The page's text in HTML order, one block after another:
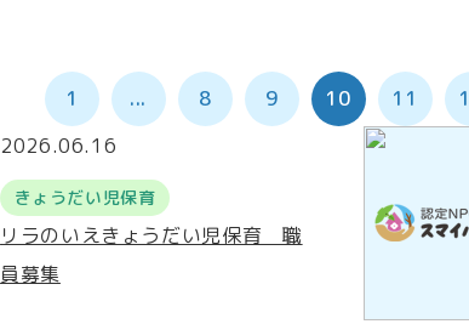
1 ... 8 9 10 11
2026.06.16
きょうだい児保育
リラのいえきょうだい児保育 職
員募集